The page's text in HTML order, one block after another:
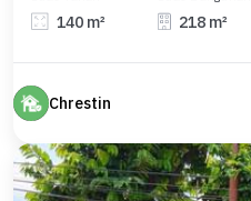
140 m² 218 m²
Chrestin